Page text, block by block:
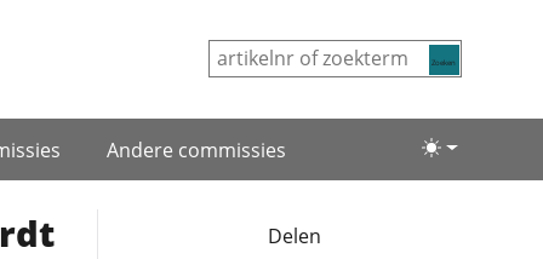
Lichte/
Andere commissies
Delen